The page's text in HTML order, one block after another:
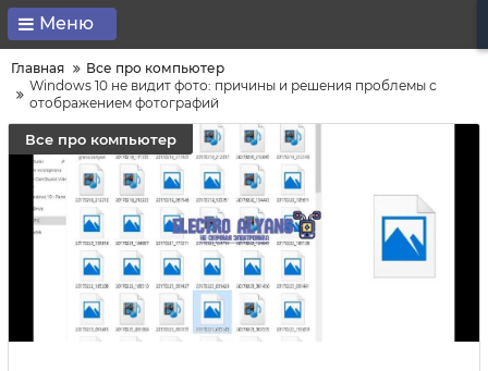
Меню
Главная
Все про компьютер
Windows 10 не видит фото: причины и решения проблемы с
отображением фотографий
Все про компьютер